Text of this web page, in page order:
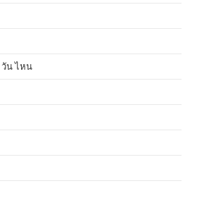
วัน ไหน